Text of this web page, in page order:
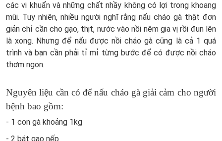
các vi khuẩn và những chất nhầy không có lợi trong khoang
mũi. Tuy nhiên, nhiều người nghĩ rằng nấu cháo gà thật đơn
giản chỉ cần cho gạo, thịt, nước vào nồi nêm gia vị rồi đun lên
là xong. Nhưng để nấu được nồi cháo gà cũng là cả 1 quá
trình và bạn cần phải tỉ mỉ từng bước để có được nồi cháo
thơm ngon.
Nguyên liệu cần có để nấu cháo gà giải cảm cho người
bệnh bao gồm:
- 1 con gà khoảng 1kg
- 2 bát gạo nếp